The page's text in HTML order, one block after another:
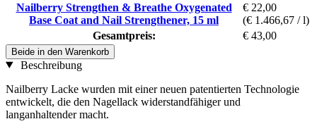
Nailberry Strengthen & Breathe Oxygenated
Base Coat and Nail Strengthener, 15 ml
€ 22,00
(€ 1.466,67 / l)
Gesamtpreis:
€ 43,00
Beide in den Warenkorb
Beschreibung
Nailberry Lacke wurden mit einer neuen patentierten Technologie
entwickelt, die den Nagellack widerstandfähiger und
langanhaltender macht.